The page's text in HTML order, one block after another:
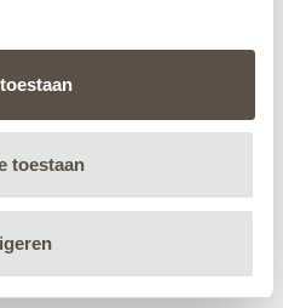
toestaan